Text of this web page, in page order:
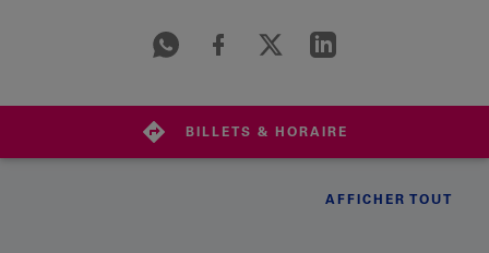
BILLETS & HORAIRE
AFFICHER TOUT